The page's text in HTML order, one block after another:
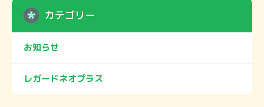
カテゴリー
お知らせ
レガードネオプラス